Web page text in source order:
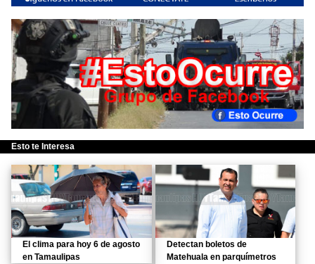
Esto te Interesa
El clima para hoy 6 de agosto
en Tamaulipas
Detectan boletos de
Matehuala en parquímetros